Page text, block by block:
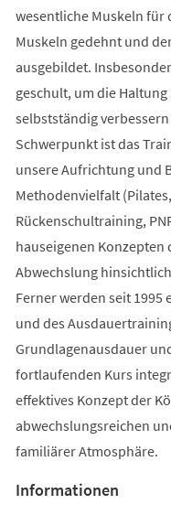
wesentliche Muskeln
Muskeln gedehnt und
ausgebildet.
geschult, um die
selbstständig
Schwerpunkt ist das
unsere Aufrichtung und
Methodenvielfalt
Rückenschultraining,
hauseigenen
Abwechslung
Ferner werden seit 1995
und des
Grundlagenausdauer
fortlaufenden Kurs
effektives Konzept der
abwechslungsreichen
familiärer Atmosphäre.
Informationen